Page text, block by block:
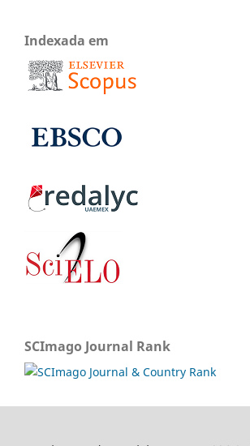
Indexada em
SCImago Journal Rank